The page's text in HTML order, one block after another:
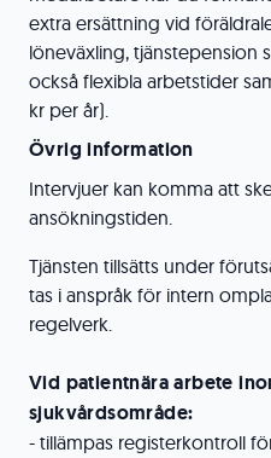
extra ersättning vid
löneväxling, tjänstepension
också flexibla arbetstider
kr per år).
Övrig information
Intervjuer kan komma att
ansökningstiden.
Tjänsten tillsätts under
tas i anspråk för intern
regelverk.
Vid patientnära arbete
sjukvårdsområde:
- tillämpas registerkontroll